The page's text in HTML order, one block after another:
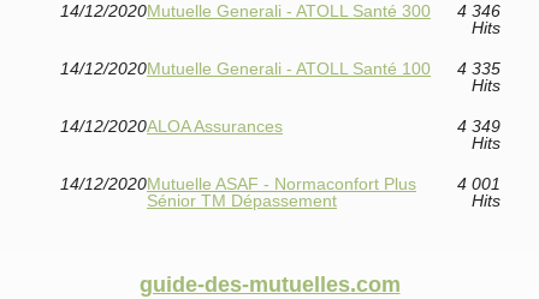
14/12/2020Mutuelle Generali - ATOLL Santé 300
4 346
Hits
14/12/2020Mutuelle Generali - ATOLL Santé 100
4 335
Hits
14/12/2020ALOA Assurances
4 349
Hits
14/12/2020Mutuelle ASAF - Normaconfort Plus
Sénior TM Dépassement
4 001
Hits
guide-des-mutuelles.com